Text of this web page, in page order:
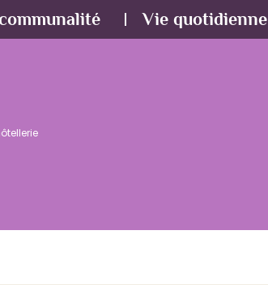
Vie quotidienne